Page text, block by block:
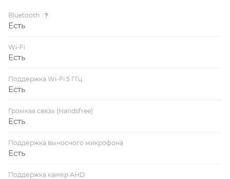
Bluetooth ?
Есть
Wi-Fi
Есть
Поддержка Wi-Fi 5 ГГц
Есть
Громкая связь (Handsfree)
Есть
Поддержка выносного микрофона
Есть
Поддержка камер AHD